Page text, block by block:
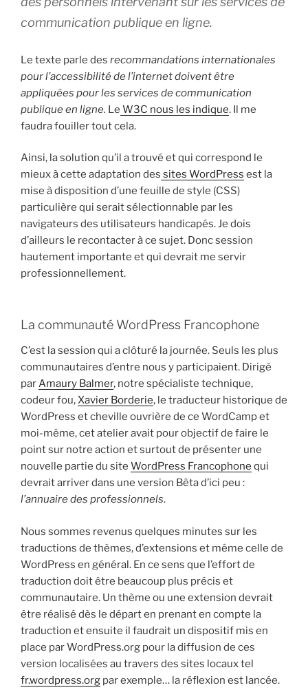
communication publique en ligne.
Le texte parle des recommandations internationales
pour l’accessibilité de l’internet doivent être
appliquées pour les services de communication
publique en ligne. Le W3C nous les indique. Il me
faudra fouiller tout cela.
Ainsi, la solution qu’il a trouvé et qui correspond le
mieux à cette adaptation des sites WordPress est la
mise à disposition d’une feuille de style (CSS)
particulière qui serait sélectionnable par les
navigateurs des utilisateurs handicapés. Je dois
d’ailleurs le recontacter à ce sujet. Donc session
hautement importante et qui devrait me servir
professionnellement.
La communauté WordPress Francophone
C’est la session qui a clôturé la journée. Seuls les plus
communautaires d’entre nous y participaient. Dirigé
parAmaury Balmer, notre spécialiste technique,
codeur fou,Xavier Borderie, le traducteur historique de
WordPress et cheville ouvrière de ce WordCamp et
moi-même, cet atelier avait pour objectif de faire le
point sur notre action et surtout de présenter une
nouvelle partie du site WordPress Francophone qui
devrait arriver dans une version Bêta d’ici peu :
l’annuaire des professionnels.
Nous sommes revenus quelques minutes sur les
traductions de thèmes, d’extensions et même celle de
WordPress en général. En ce sens que l’effort de
traduction doit être beaucoup plus précis et
communautaire. Un thème ou une extension devrait
être réalisé dès le départ en prenant en compte la
traduction et ensuite il faudrait un dispositif mis en
place par WordPress.org pour la diffusion de ces
version localisées au travers des sites locaux tel
fr.wordpress.org par exemple… la réflexion est lancée.